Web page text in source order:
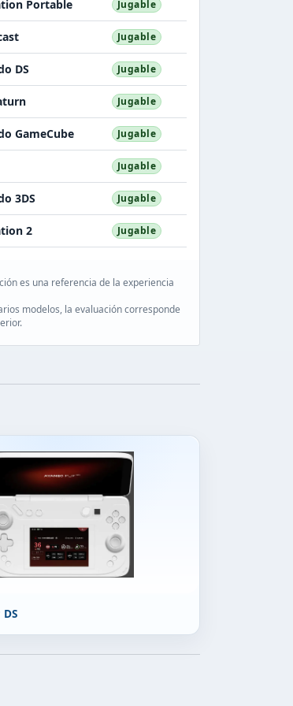
Portable Jugable
Jugable
DS Jugable
Jugable
GameCube Jugable
Jugable
3DS Jugable
2 Jugable
es una referencia de la experiencia
modelos, la evaluación corresponde
DS